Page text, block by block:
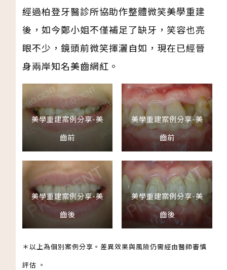
經過柏登牙醫診所協助作整體微笑美學重建
後，如今鄭小姐不僅補足了缺牙，笑容也亮
眼不少，鏡頭前微笑揮灑自如，現在已經晉
身兩岸知名美齒網紅。
美學重建案例分享-美
齒前
美學重建案例分享-美
齒前
美學重建案例分享-美
齒後
美學重建案例分享-美
齒後
＊以上為個別案例分享。差異效果與風險仍需經由醫師審慎
評估 。